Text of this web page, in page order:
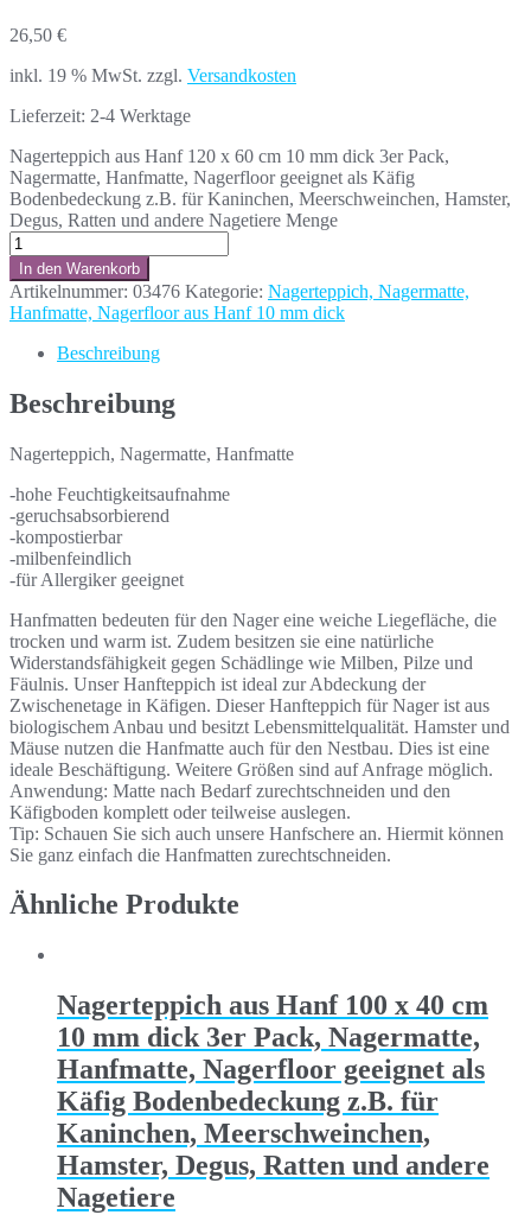
26,50 €
inkl. 19 % MwSt. zzgl. Versandkosten
Lieferzeit: 2-4 Werktage
Nagerteppich aus Hanf 120 x 60 cm 10 mm dick 3er Pack,
Nagermatte, Hanfmatte, Nagerfloor geeignet als Käfig
Bodenbedeckung z.B. für Kaninchen, Meerschweinchen, Hamster,
Degus, Ratten und andere Nagetiere Menge
In den Warenkorb
Artikelnummer: 03476 Kategorie: Nagerteppich, Nagermatte,
Hanfmatte, Nagerfloor aus Hanf 10 mm dick
Beschreibung
Beschreibung
Nagerteppich, Nagermatte, Hanfmatte
-hohe Feuchtigkeitsaufnahme
-geruchsabsorbierend
-kompostierbar
-milbenfeindlich
-für Allergiker geeignet
Hanfmatten bedeuten für den Nager eine weiche Liegefläche, die
trocken und warm ist. Zudem besitzen sie eine natürliche
Widerstandsfähigkeit gegen Schädlinge wie Milben, Pilze und
Fäulnis. Unser Hanfteppich ist ideal zur Abdeckung der
Zwischenetage in Käfigen. Dieser Hanfteppich für Nager ist aus
biologischem Anbau und besitzt Lebensmittelqualität. Hamster und
Mäuse nutzen die Hanfmatte auch für den Nestbau. Dies ist eine
ideale Beschäftigung. Weitere Größen sind auf Anfrage möglich.
Anwendung: Matte nach Bedarf zurechtschneiden und den
Käfigboden komplett oder teilweise auslegen.
Tip: Schauen Sie sich auch unsere Hanfschere an. Hiermit können
Sie ganz einfach die Hanfmatten zurechtschneiden.
Ähnliche Produkte
Nagerteppich aus Hanf 100 x 40 cm
10 mm dick 3er Pack, Nagermatte,
Hanfmatte, Nagerfloor geeignet als
Käfig Bodenbedeckung z.B. für
Kaninchen, Meerschweinchen,
Hamster, Degus, Ratten und andere
Nagetiere